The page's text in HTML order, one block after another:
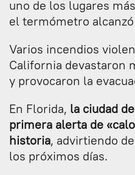
uno de los lugares
el termómetro alcanzó
Varios incendios
California devastaron
y provocaron la
En Florida, la ciudad
primera alerta de
historia, advirtiendo
los próximos días.